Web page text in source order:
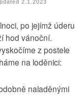
2.1.2023
po jejímž úderu
hod vánoční.
z postele
na loděnici:
naladěnými